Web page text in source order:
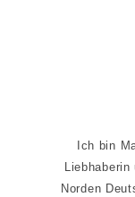
Ich bin
Norden